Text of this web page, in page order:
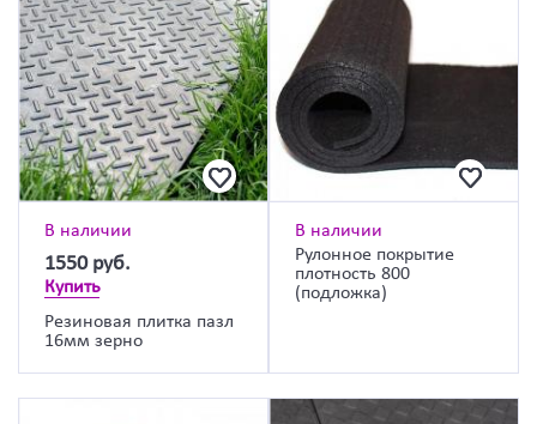
В наличии
1550 руб.
Купить
Резиновая плитка пазл
16мм зерно
В наличии
Рулонное покрытие
плотность 800
(подложка)